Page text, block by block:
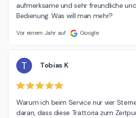
aufmerksame und sehr freundliche
Bedienung. Was will man mehr?
Vor einem Jahr auf Google
T Tobias K
Warum ich beim Service nur vier
daran, dass diese Trattoria zum